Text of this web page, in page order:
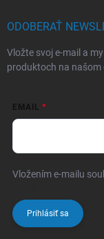
ODOBERAŤ
Vložte svoj e-mail a
produktoch na našom
EMAIL
Vložením e-mailu
Prihlásiť sa